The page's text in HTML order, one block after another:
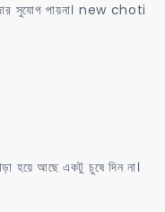
সুযোগ পায়না। new choti
হয়ে আছে একটু চুষে দিন না।